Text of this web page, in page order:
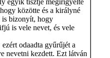
egyik tisztje megirigyelte
közötte és a királyné
is bizonyít, hogy
is vele nevet, és vele
odaadta gyűrűjét a
nevetni kezdett. Ezt látván